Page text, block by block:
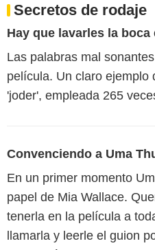
Secretos de rodaje
Hay que lavarles la boca
Las palabras mal
película. Un claro ejemplo
'joder', empleada 265
Convenciendo a Uma
En un primer momento
papel de Mia Wallace.
tenerla en la película a
llamarla y leerle el guion